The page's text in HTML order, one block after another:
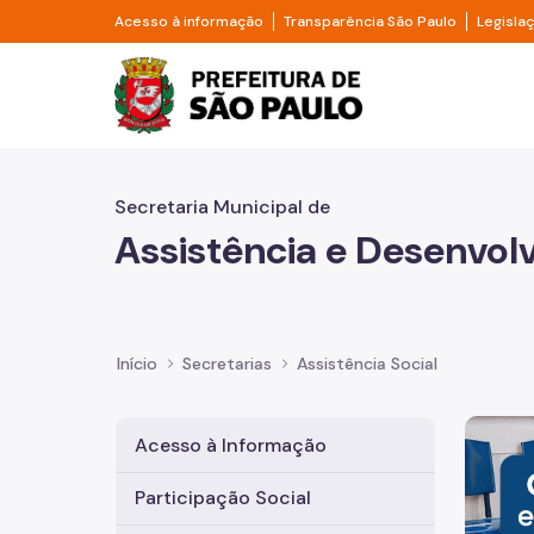
Pular para o Conteúdo principal
Acesso à informação Divisor de acesso à informação
Transparência São Paulo Divisor
Prefeitura de São
Secretaria Municipal de
Assistência e
Início Secretarias Assistência Social
Acesso à Informação
Participação Social